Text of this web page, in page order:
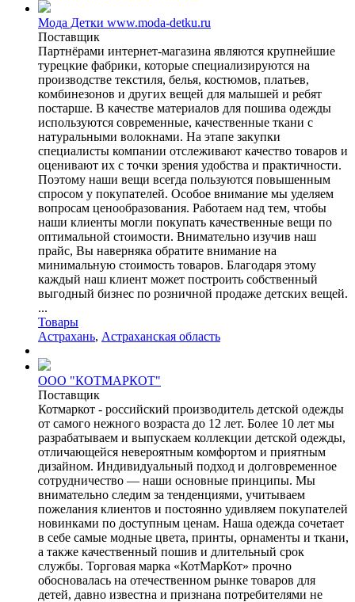
Мода Детки www.moda-detku.ru
Поставщик
Партнёрами интернет-магазина являются крупнейшие
турецкие фабрики, которые специализируются на
производстве текстиля, белья, костюмов, платьев,
комбинезонов и других вещей для малышей и ребят
постарше. В качестве материалов для пошива одежды
используются современные, качественные ткани с
натуральными волокнами. На этапе закупки
специалисты компании отслеживают качество товаров и
оценивают их с точки зрения удобства и практичности.
Поэтому наши вещи всегда пользуются повышенным
спросом у покупателей. Особое внимание мы уделяем
вопросам ценообразования. Работаем над тем, чтобы
наши клиенты могли покупать качественные вещи по
оптимальной стоимости. Внимательно изучив наш
прайс, Вы наверняка обратите внимание на
минимальную стоимость товаров. Благодаря этому
каждый наш клиент может построить собственный
выгодный бизнес по розничной продаже детских вещей.
...
Товары
Астрахань, Астраханская область
ООО "КОТМАРКОТ"
Поставщик
Котмаркот - российский производитель детской одежды
от самого нежного возраста до 12 лет. Более 10 лет мы
разрабатываем и выпускаем коллекции детской одежды,
отличающейся невероятным комфортом и приятным
дизайном. Индивидуальный подход и долговременное
сотрудничество — наши основные принципы. Мы
внимательно следим за тенденциями, учитываем
пожелания клиентов и постоянно удивляем покупателей
новинками по доступным ценам. Наша одежда сочетает
в себе самые модные цвета, принты, орнаменты и ткани,
а также качественный пошив и длительный срок
службы. Торговая марка «КотМарКот» прочно
обосновалась на отечественном рынке товаров для
детей, давно известна и признана потребителями не